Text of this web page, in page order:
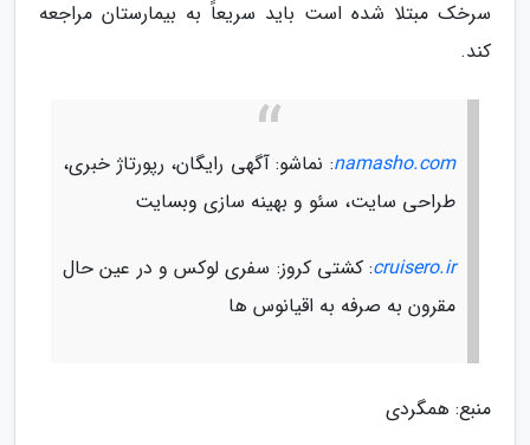
سرخک مبتلا شده است باید سریعاً به بیمارستان مراجعه
کند.
namasho.com: نماشو: آگهی رایگان، رپورتاژ خبری،
طراحی سایت، سئو و بهینه سازی وبسایت
cruisero.ir: کشتی کروز: سفری لوکس و در عین حال
مقرون به صرفه به اقیانوس ها
منبع: همگردی